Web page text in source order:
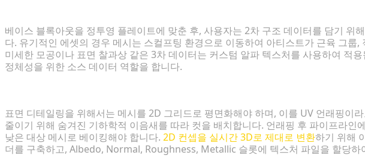
베이스 블록아웃을 정투영 플레이트에 맞춘 후, 사용자는 2차 구조 데이터를 담기 위
다. 유기적인 에셋의 경우 메시는 스컬프팅 환경으로 이동하여 아티스트가 근육 그룹
미세한 모공이나 표면 찰과상 같은 3차 데이터는 커스텀 알파 텍스처를 사용하여 적
정체성을 위한 소스 데이터 역할을 합니다.
표면 디테일링을 위해서는 메시를 2D 그리드로 평면화해야 하며, 이를 UV 언래핑이
줄이기 위해 숨겨진 기하학적 이음새를 따라 컷을 배치합니다. 언래핑 후 파이프라인
낮은 대상 메시로 베이킹해야 합니다. 2D 컨셉을 실시간 3D로 제대로 변환하기 위해
더를 구축하고, Albedo, Normal, Roughness, Metallic 슬롯에 텍스처 파일을 할당하